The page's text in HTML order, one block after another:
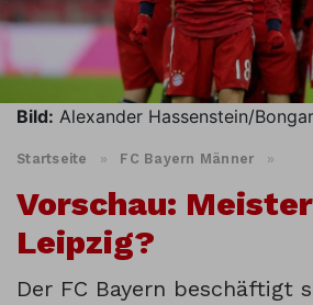
Bild: Alexander Hassenstein/
Startseite » FC Bayern Männer »
Vorschau:
Leipzig?
Der FC Bayern beschäftigt